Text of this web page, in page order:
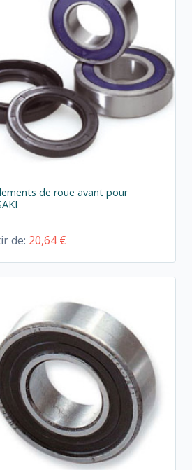
de roue avant pour
de: 20,64 €